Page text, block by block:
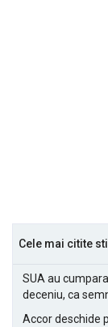
Cele mai citite
SUA au
deceniu, ca
Accor deschide